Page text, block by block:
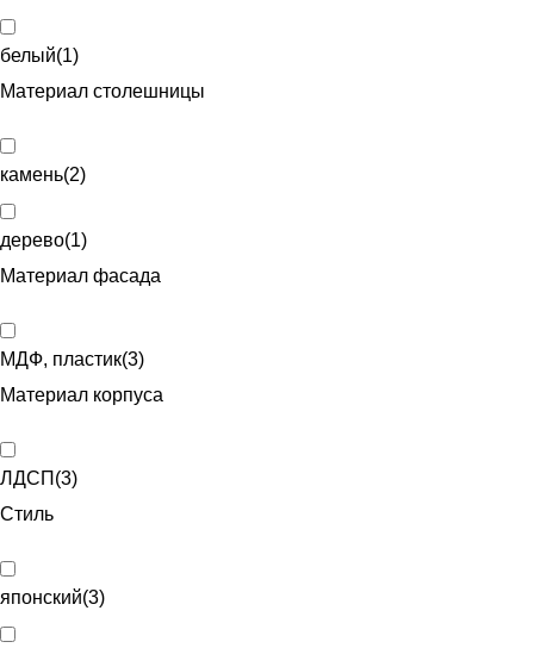
белый(1)
Материал столешницы
камень(2)
дерево(1)
Материал фасада
МДФ, пластик(3)
Материал корпуса
ЛДСП (3)
Стиль
японский(3)